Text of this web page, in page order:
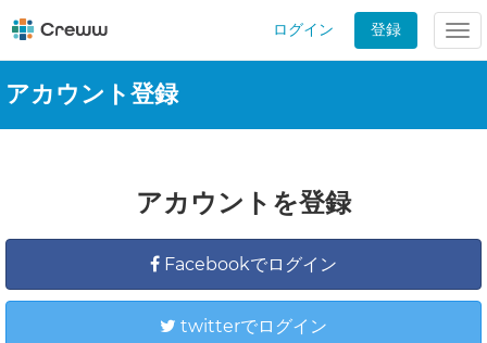
ログイン 登録
アカウント登録
アカウントを登録
Facebookでログイン
twitterでログイン